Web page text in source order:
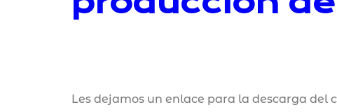
Les dejamos un enlace para la descarga del